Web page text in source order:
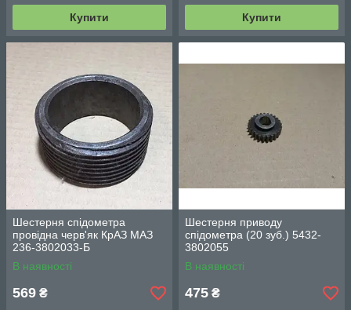
Купити Купити
Шестерня спідометра
провідна черв'як КрАЗ МАЗ
236-3802033-Б
В наявності
569 ₴
Шестерня приводу
спідометра (20 зуб.) 5432-
3802055
В наявності
475 ₴